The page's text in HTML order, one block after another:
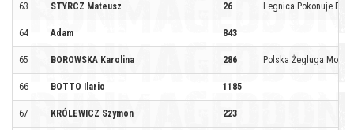
63 STYRCZ Mateusz 26 Legnica Pokonuje
64 Adam 843
65 BOROWSKA Karolina 286 Polska Żegluga Morska
66 BOTTO Ilario 1185
67 KRÓLEWICZ Szymon 223